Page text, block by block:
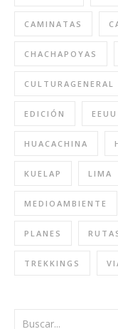
CAMINATAS
CHACHAPOYAS
CULTURAGENERAL
EDICIÓN EEUU
HUACACHINA
KUELAP LIMA
MEDIOAMBIENTE
PLANES
TREKKINGS